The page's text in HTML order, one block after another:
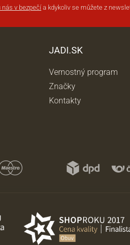
nás v bezpečía kdykoliv se můžete z
JADI.SK
Vernostný program
Značky
Kontakty